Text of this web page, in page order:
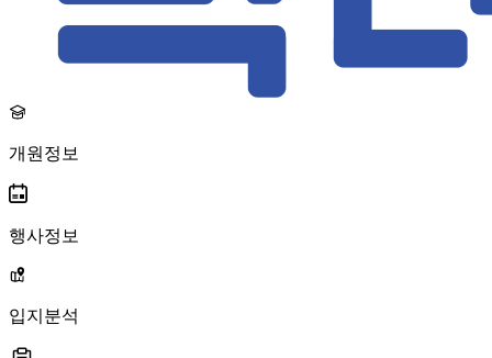
개원정보
행사정보
입지분석